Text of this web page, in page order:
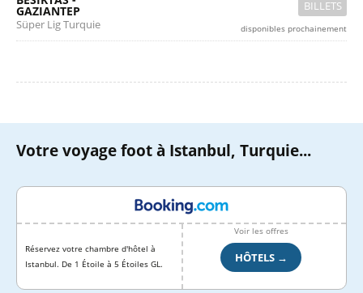
BILLETS
GAZIANTEP
Süper Lig Turquie disponibles prochainement
Votre voyage foot à Istanbul, Turquie...
Réservez votre chambre d'hôtel à
Istanbul. De 1 Étoile à 5 Étoiles GL.
Voir les offres
HÔTELS →